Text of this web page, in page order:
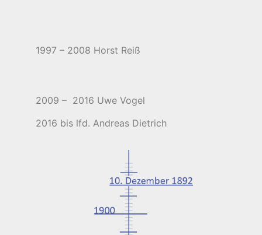
1997 – 2008 Horst Reiß
2009 – 2016 Uwe Vogel
2016 bis lfd. Andreas Dietrich